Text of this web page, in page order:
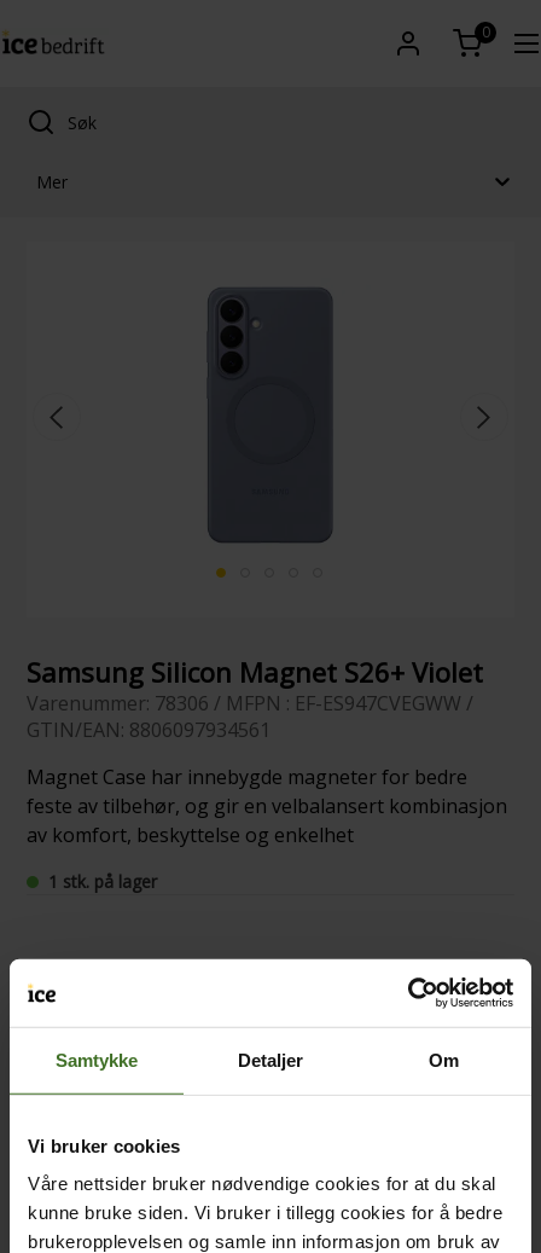
Samtykke Detaljer Om
Vi bruker cookies
Våre nettsider bruker nødvendige cookies for at du skal
kunne bruke siden. Vi bruker i tillegg cookies for å bedre
brukeropplevelsen og samle inn informasjon om bruk av
0
Mer
Samsung Silicon Magnet S26+ Violet
Varenummer: 78306 / MFPN : EF-ES947CVEGWW /
GTIN/EAN: 8806097934561
Magnet Case har innebygde magneter for bedre
feste av tilbehør, og gir en velbalansert kombinasjon
av komfort, beskyttelse og enkelhet
1 stk. på lager